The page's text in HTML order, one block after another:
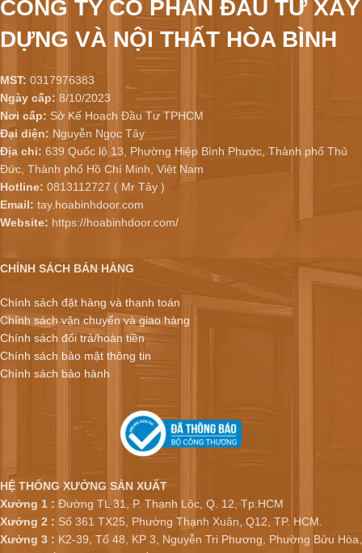
CÔNG TY CỔ PHẦN ĐẦU TƯ XÂY
DỰNG VÀ NỘI THẤT HÒA BÌNH
MST: 0317976383
Ngày cấp: 8/10/2023
Nơi cấp: Sở Kế Hoạch Đầu Tư TPHCM
Đại diện: Nguyễn Ngọc Tây
Địa chỉ: 639 Quốc lộ 13, Phường Hiệp Bình Phước, Thành phố Thủ
Đức, Thành phố Hồ Chí Minh, Việt Nam
Hotline: 0813112727 ( Mr Tây )
Email: tay.hoabinhdoor.com
Website: https://hoabinhdoor.com/
CHÍNH SÁCH BÁN HÀNG
Chính sách đặt hàng và thanh toán
Chính sách vận chuyển và giao hàng
Chính sách đổi trả/hoàn tiền
Chính sách bảo mật thông tin
Chính sách bảo hành
HỆ THỐNG XƯỞNG SẢN XUẤT
Xưởng 1 : Đường TL 31, P. Thạnh Lộc, Q. 12, Tp.HCM
Xưởng 2 : Số 361 TX25, Phường Thạnh Xuân, Q12, TP. HCM.
Xưởng 3 : K2-39, Tổ 48, KP 3, Nguyễn Tri Phương, Phường Bửu Hòa,